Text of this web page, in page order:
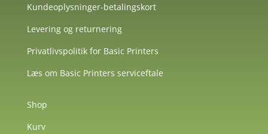
Kundeoplysninger-betalingskort
Levering og returnering
Privatlivspolitik for Basic Printers
Læs om Basic Printers serviceftale
Shop
Kurv